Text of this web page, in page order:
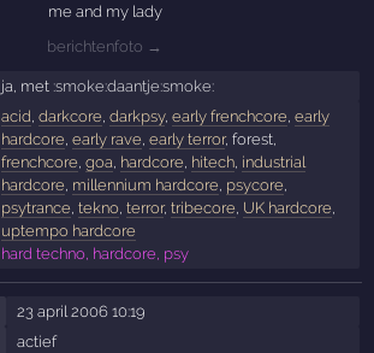
me and my lady
berichtenfoto →
ja, met :smoke:daantje:smoke:
acid darkcore darkpsy, early frenchcore early
hardcore early rave early terror, forest,
frenchcore goa hardcore hitech, industrial
hardcore millennium hardcore psycore
psytrance tekno, terror, tribecore UK hardcore
uptempo hardcore
hard techno, hardcore, psy
23 april 2006 10:19
actief